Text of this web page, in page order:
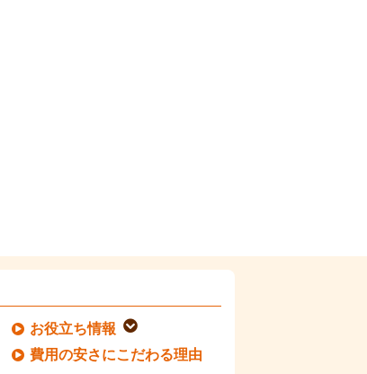
お役立ち情報
費用の安さにこだわる理由